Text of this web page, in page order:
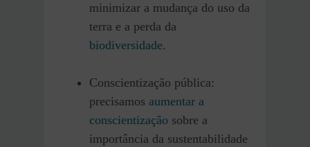
minimizar a mudança do uso da
terra e a perda da
biodiversidade.
Conscientização pública:
precisamos aumentar a
conscientização sobre a
importância da sustentabilidade